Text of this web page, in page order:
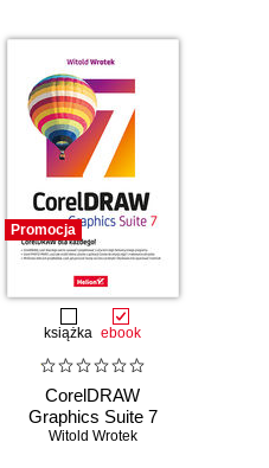
Promocja
książka ebook
CorelDRAW
Graphics Suite 7
Witold Wrotek